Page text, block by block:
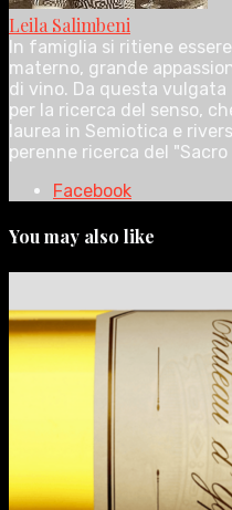
Leila Salimbeni
In famiglia si ritiene
materno, grande
di vino. Da questa
per la ricerca del senso,
laurea in Semiotica e
perenne ricerca del "Sacro
Facebook
You may also like